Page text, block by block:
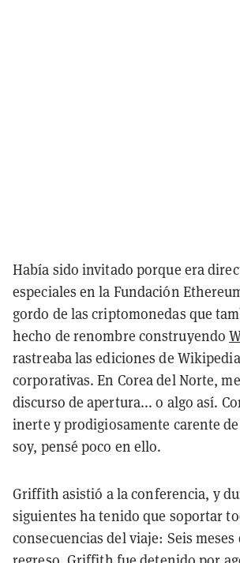
Había sido invitado porque era
especiales en la Fundación
gordo de las criptomonedas que
hecho de renombre construyendo
rastreaba las ediciones de
corporativas. En Corea del Norte,
discurso de apertura... o algo así.
inerte y prodigiosamente carente
soy, pensé poco en ello.
Griffith asistió a la conferencia, y
siguientes ha tenido que soportar
consecuencias del viaje: Seis meses